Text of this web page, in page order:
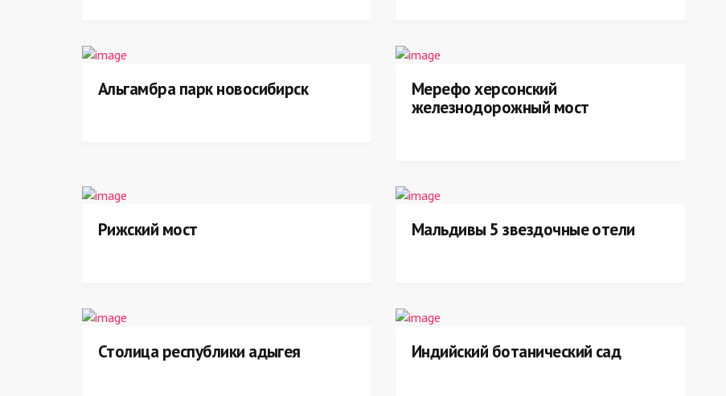
Альгамбра парк новосибирск
Мерефо херсонский
железнодорожный мост
Рижский мост Мальдивы 5 звездочные отели
Столица республики адыгея Индийский ботанический сад